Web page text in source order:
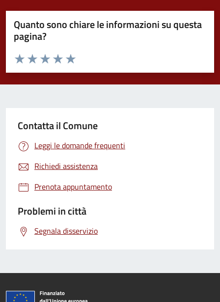
Quanto sono chiare le informazioni su questa
pagina?
Valuta da 1 a 5 stelle la pagina
Valuta 5 stelle su 5
Valuta 4 stelle su 5
Valuta 3 stelle su 5
Valuta 2 stelle su 5
Valuta 1 stelle su 5
Contatta il Comune
Leggi le domande frequenti
Richiedi assistenza
Prenota appuntamento
Problemi in città
Segnala disservizio